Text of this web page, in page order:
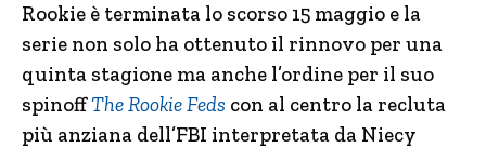
Rookie è terminata lo scorso 15 maggio e la
serie non solo ha ottenuto il rinnovo per una
quinta stagione ma anche l’ordine per il suo
spinoffThe Rookie Feds con al centro la recluta
più anziana dell’FBI interpretata da Niecy